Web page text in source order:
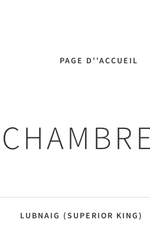
PAGE D''ACCUEIL
LUBNAIG (SUPERIOR KING)